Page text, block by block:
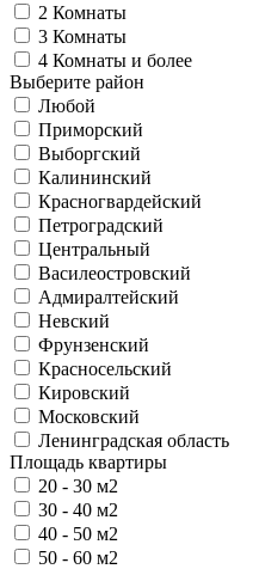
2 Комнаты
3 Комнаты
4 Комнаты и более
Выберите район
Любой
Приморский
Выборгский
Калининский
Красногвардейский
Петроградский
Центральный
Василеостровский
Адмиралтейский
Невский
Фрунзенский
Красносельский
Кировский
Московский
Ленинградская область
Площадь квартиры
20 - 30 м2
30 - 40 м2
40 - 50 м2
50 - 60 м2